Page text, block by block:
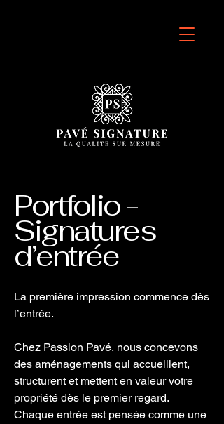
Portfolio -
Signatures
d’entrée
La première impression commence dès
l’entrée.
Chez Passion Pavé, nous concevons
des aménagements qui accueillent,
structurent et mettent en valeur votre
propriété dès le premier regard.
Chaque entrée est pensée comme une